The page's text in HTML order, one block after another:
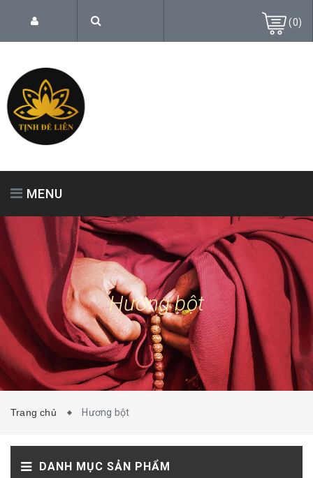
(0)
MENU
TRANG CHỦ GIỚI THIỆU SẢN PHẨM
TIN TỨC LIÊN HỆ
Hương bột
Trang chủ Hương bột
DANH MỤC SẢN PHẨM